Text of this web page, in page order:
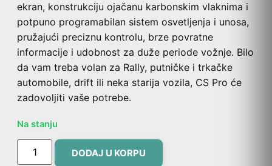
ekran, konstrukciju ojačanu karbonskim vlaknima i
potpuno programabilan sistem osvetljenja i unosa,
pružajući preciznu kontrolu, brze povratne
informacije i udobnost za duže periode vožnje. Bilo
da vam treba volan za Rally, putničke i trkačke
automobile, drift ili neka starija vozila, CS Pro će
zadovoljiti vaše potrebe.
Na stanju
DODAJ U KORPU